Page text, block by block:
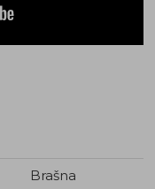
Brašna